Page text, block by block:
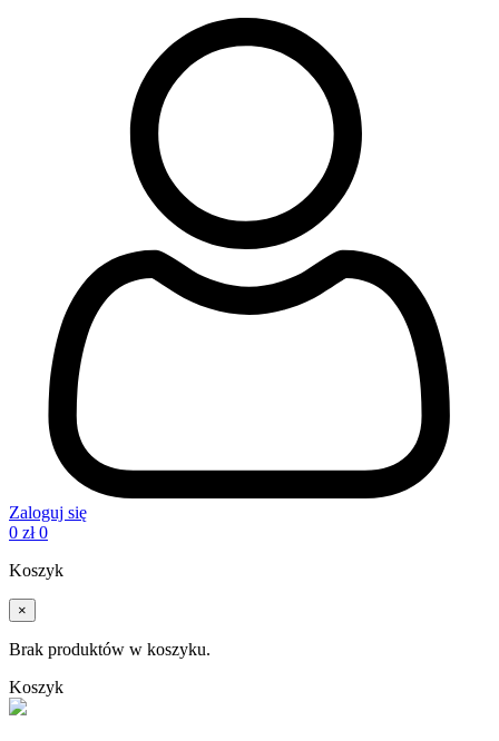
Zaloguj się
0 zł 0
Koszyk
×
Brak produktów w koszyku.
Koszyk